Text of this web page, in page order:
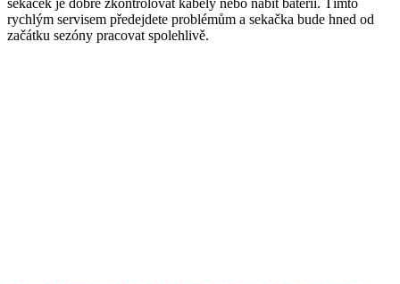
sekaček je dobré zkontrolovat kabely nebo nabít baterii. Tímto
rychlým servisem předejdete problémům a sekačka bude hned od
začátku sezóny pracovat spolehlivě.